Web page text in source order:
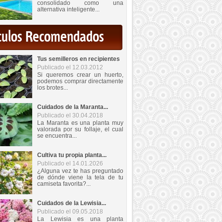
consolidado como una
alternativa inteligente...
Recomendados
Tus semilleros en recipientes
Publicado el 12.03.2012
Si queremos crear un huerto,
podemos comprar directamente
los brotes...
Cuidados de la Maranta...
Publicado el 30.04.2018
La Maranta es una planta muy
valorada por su follaje, el cual
se encuentra...
Cultiva tu propia planta...
Publicado el 14.01.2026
¿Alguna vez te has preguntado
de dónde viene la tela de tu
camiseta favorita?...
Cuidados de la Lewisia...
Publicado el 09.05.2018
La Lewisia es una planta